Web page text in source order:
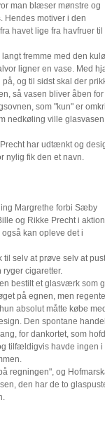
man blæser mønstre og
Hendes motiver i den
havet lige fra havfruer til
fremme med den
ligner en vase. Med
og til sidst skal der
så vasen bliver åben
som "kun" er
nedkøling ville glasvasen
har udtænkt og
nylig fik den et navn.
Margrethe forbi Sæby
og Rikke Precht i
kan opleve det i
selv at prøve selv at
ryger cigaretter.
bestilt et glasværk som
på egnen, men
absolut måtte købe
Den spontane
for dankortet, som
tilfældigvis havde ingen i
regningen", og
den har de to